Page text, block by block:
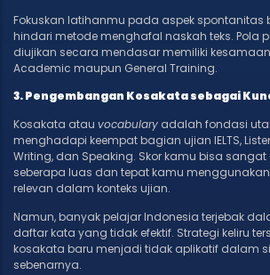
Fokuskan latihanmu pada aspek spontanitas
hindari metode menghafal naskah teks. Pola
diujikan secara mendasar memiliki
Academic maupun General Training.
3. Pengembangan Kosakata sebagai
Kosakata atau vocabulary adalah fondasi
menghadapi keempat bagian ujian IELTS,
Writing, dan Speaking. Skor kamu bisa
seberapa luas dan tepat kamu
relevan dalam konteks ujian.
Namun, banyak pelajar Indonesia terjebak
daftar kata yang tidak efektif. Strategi keliru
kosakata baru menjadi tidak aplikatif dalam
sebenarnya.